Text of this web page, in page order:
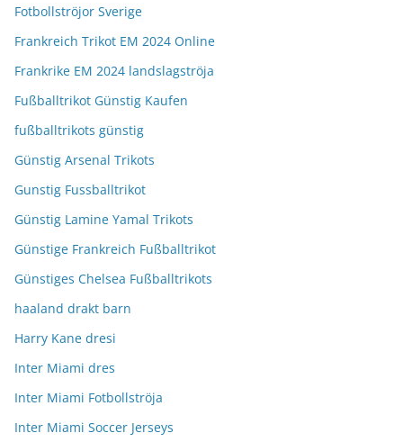
Fotbollströjor Sverige
Frankreich Trikot EM 2024 Online
Frankrike EM 2024 landslagströja
Fußballtrikot Günstig Kaufen
fußballtrikots günstig
Günstig Arsenal Trikots
Gunstig Fussballtrikot
Günstig Lamine Yamal Trikots
Günstige Frankreich Fußballtrikot
Günstiges Chelsea Fußballtrikots
haaland drakt barn
Harry Kane dresi
Inter Miami dres
Inter Miami Fotbollströja
Inter Miami Soccer Jerseys